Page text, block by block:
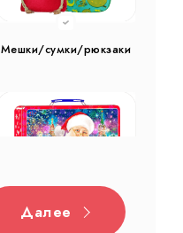
Мешки/сумки/рюкзаки
Жестяная
Далее